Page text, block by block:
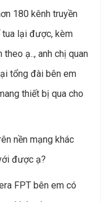
180 kênh truyền
tua lại được, kèm
ạ.., anh chị quan
tổng đài bên em
thiết bị qua cho
nền mạng khác
được ạ?
FPT bên em có